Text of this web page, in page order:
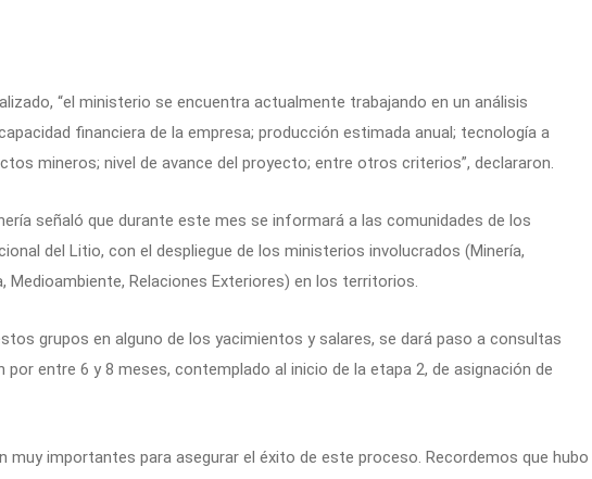
“el ministerio se encuentra actualmente trabajando en un análisis
financiera de la empresa; producción estimada anual; tecnología a
mineros; nivel de avance del proyecto; entre otros criterios”, declararon.
señaló que durante este mes se informará a las comunidades de los
del Litio, con el despliegue de los ministerios involucrados (Minería,
Medioambiente, Relaciones Exteriores) en los territorios.
grupos en alguno de los yacimientos y salares, se dará paso a consultas
por entre 6 y 8 meses, contemplado al inicio de la etapa 2, de asignación de
muy importantes para asegurar el éxito de este proceso. Recordemos que hubo